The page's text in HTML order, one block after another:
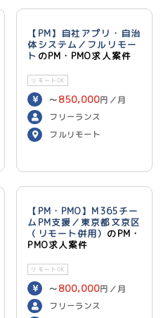
【PM】自社アプリ・自治
体システム／フルリモー
ト のPM・PMO求人案件
リモートOK
〜 850,000円／月
フリーランス
フルリモート
【PM・PMO】M365チー
ムPM支援／東京都文京区
（リモート併用） のPM・
PMO求人案件
リモートOK
〜 800,000円／月
フリーランス